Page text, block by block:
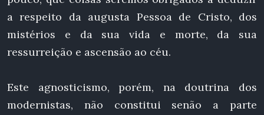
a respeito da augusta Pessoa de Cristo, dos
mistérios e da sua vida e morte, da sua
ressurreição e ascensão ao céu.
Este agnosticismo, porém, na doutrina dos
modernistas, não constitui senão a parte